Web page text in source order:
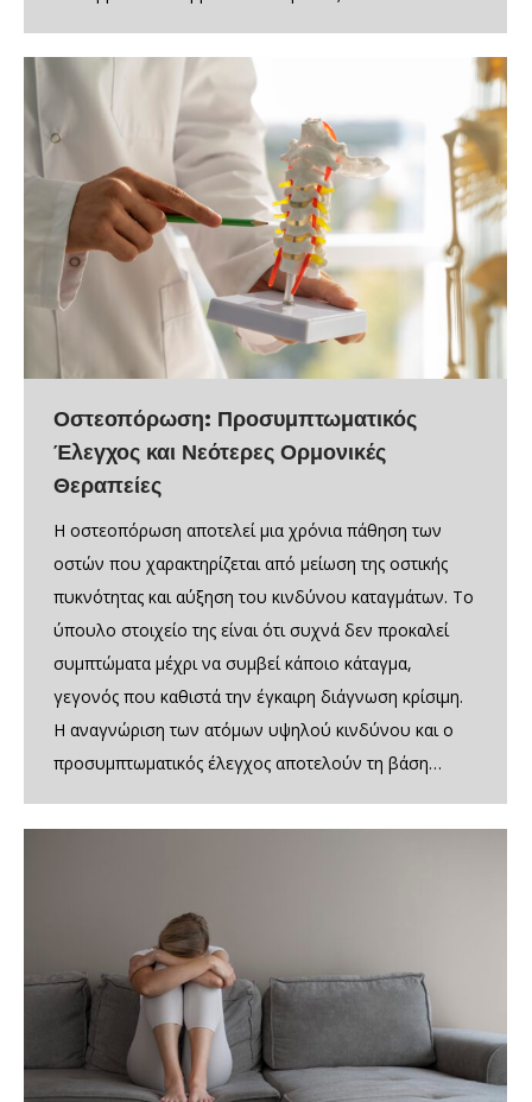
Οστεοπόρωση: Προσυμπτωματικός
Έλεγχος και Νεότερες Ορμονικές
Θεραπείες
Η οστεοπόρωση αποτελεί μια χρόνια πάθηση των
οστών που χαρακτηρίζεται από μείωση της οστικής
πυκνότητας και αύξηση του κινδύνου καταγμάτων. Το
ύπουλο στοιχείο της είναι ότι συχνά δεν προκαλεί
συμπτώματα μέχρι να συμβεί κάποιο κάταγμα,
γεγονός που καθιστά την έγκαιρη διάγνωση κρίσιμη.
Η αναγνώριση των ατόμων υψηλού κινδύνου και ο
προσυμπτωματικός έλεγχος αποτελούν τη βάση…